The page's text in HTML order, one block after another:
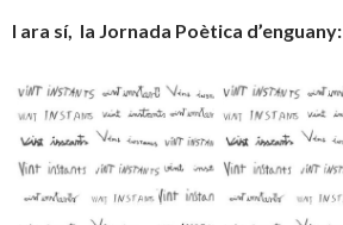
I ara sí, la Jornada Poètica d’enguany: